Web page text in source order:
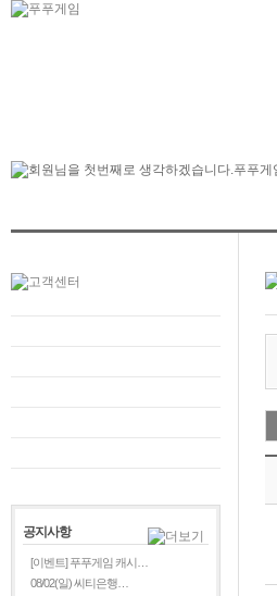
공지사항
[이벤트] 푸푸게임 캐시…
08/02(일) 씨티은행…